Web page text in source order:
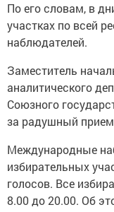
По его словам, в
участках по всей
наблюдателей.
Заместитель
аналитического
Союзного
за радушный прием
Международные
избирательных
голосов. Все
8.00 до 20.00. Об